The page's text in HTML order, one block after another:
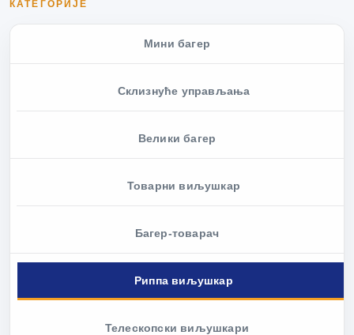
КАТЕГОРИЈЕ
Мини багер
Склизнуће управљања
Велики багер
Товарни виљушкар
Багер-товарач
Риппа виљушкар
Телескопски виљушкари